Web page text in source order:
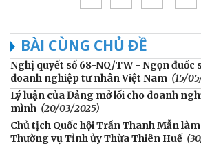
BÀI CÙNG CHỦ ĐỀ
Nghị quyết số 68-NQ/TW - Ngọn đuốc
doanh nghiệp tư nhân Việt Nam (15/
Lý luận của Đảng mở lối cho doanh
mình (20/03/2025)
Chủ tịch Quốc hội Trần Thanh Mẫn
Thường vụ Tỉnh ủy Thừa Thiên Huế